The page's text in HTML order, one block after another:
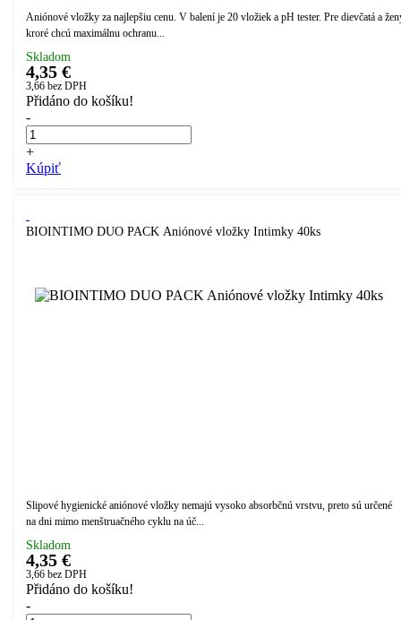
Aniónové vložky za najlepšiu cenu. V balení je 20 vložiek a pH tester. Pre dievčatá a
kroré chcú maximálnu ochranu...
Skladom
4,35 €
3,66 bez DPH
Přidáno do košíku!
-
+
Kúpiť
BIOINTIMO DUO PACK Aniónové vložky Intimky 40ks
Slipové hygienické aniónové vložky nemajú vysoko absorbčnú vrstvu, preto sú určené
na dni mimo menštruačného cyklu na úč...
Skladom
4,35 €
3,66 bez DPH
Přidáno do košíku!
-